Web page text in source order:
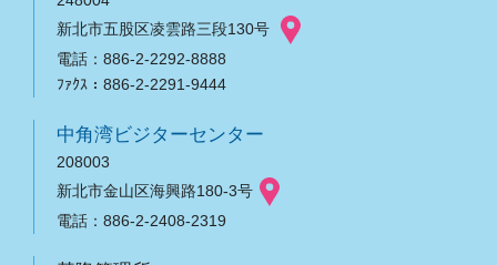
新北市五股区凌雲路三段130号
電話：886-2-2292-8888
ﾌｧｸｽ：886-2-2291-9444
中角湾ビジターセンター
208003
新北市金山区海興路180-3号
電話：886-2-2408-2319